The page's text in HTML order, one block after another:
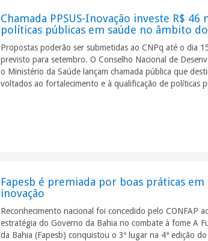
Chamada PPSUS-Inovação investe R$
políticas públicas em saúde no âmbito
Propostas poderão ser submetidas ao CNPq até o dia
previsto para setembro. O Conselho Nacional de
o Ministério da Saúde lançam chamada pública que
voltados ao fortalecimento e à qualificação de políticas
Fapesb é premiada por boas práticas
inovação
Reconhecimento nacional foi concedido pelo CONFAP
estratégia do Governo da Bahia no combate à fome A
da Bahia (Fapesb) conquistou o 3º lugar na 4ª edição